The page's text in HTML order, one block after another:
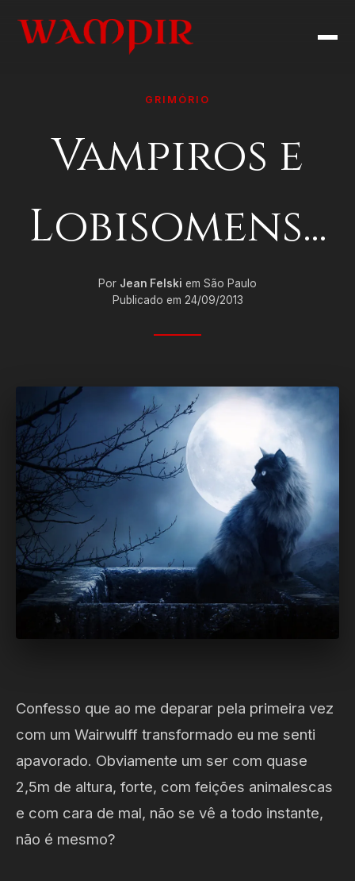
GRIMÓRIO
Vampiros e
Lobisomens...
Por Jean Felski em São Paulo
Publicado em 24/09/2013
Confesso que ao me deparar pela primeira vez
com um Wairwulff transformado eu me senti
apavorado. Obviamente um ser com quase
2,5m de altura, forte, com feições animalescas
e com cara de mal, não se vê a todo instante,
não é mesmo?